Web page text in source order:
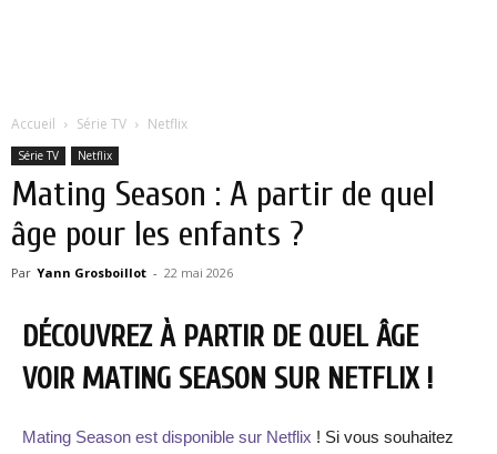
Accueil Série TV Netflix
Série TV Netflix
Mating Season : A partir de quel
âge pour les enfants ?
Par Yann Grosboillot - 22 mai 2026
DÉCOUVREZ À PARTIR DE QUEL ÂGE
VOIR MATING SEASON SUR NETFLIX !
Mating Season est disponible sur Netflix ! Si vous souhaitez